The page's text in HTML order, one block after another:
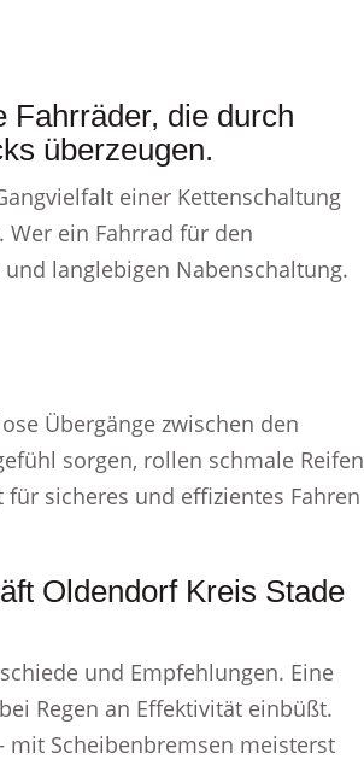
Fahrräder, die durch
überzeugen.
einer Kettenschaltung
ein Fahrrad für den
langlebigen Nabenschaltung.
Übergänge zwischen den
sorgen, rollen schmale Reifen
sicheres und effizientes Fahren
Oldendorf Kreis Stade
und Empfehlungen. Eine
Regen an Effektivität einbüßt.
mit Scheibenbremsen meisterst